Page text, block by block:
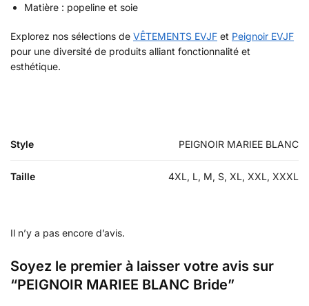
Matière : popeline et soie
Explorez nos sélections de VÊTEMENTS EVJF et Peignoir EVJF
pour une diversité de produits alliant fonctionnalité et
esthétique.
Style PEIGNOIR MARIEE BLANC
Taille 4XL, L, M, S, XL, XXL, XXXL
Il n’y a pas encore d’avis.
Soyez le premier à laisser votre avis sur
“PEIGNOIR MARIEE BLANC Bride”